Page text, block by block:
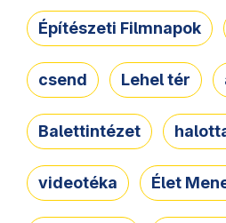
Építészeti Filmnapok
csend Lehel tér
Balettintézet
videotéka Élet